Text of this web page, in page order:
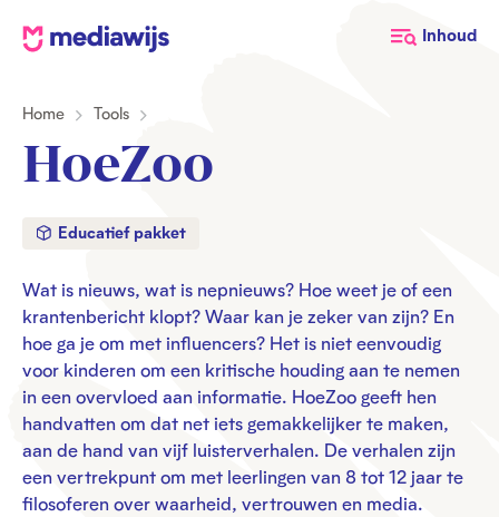
M
w
j
Inhoud
Home Tools
HoeZoo
Educatief pakket
Wat is nieuws, wat is nepnieuws? Hoe weet je of een
krantenbericht klopt? Waar kan je zeker van zijn? En
hoe ga je om met influencers? Het is niet eenvoudig
voor kinderen om een kritische houding aan te nemen
in een overvloed aan informatie. HoeZoo geeft hen
handvatten om dat net iets gemakkelijker te maken,
aan de hand van vijf luisterverhalen. De verhalen zijn
een vertrekpunt om met leerlingen van 8 tot 12 jaar te
filosoferen over waarheid, vertrouwen en media.